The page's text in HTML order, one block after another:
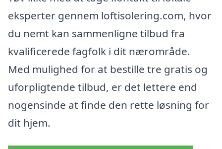
eksperter gennem loftisolering.com, hvor
du nemt kan sammenligne tilbud fra
kvalificerede fagfolk i dit nærområde.
Med mulighed for at bestille tre gratis og
uforpligtende tilbud, er det lettere end
nogensinde at finde den rette løsning for
dit hjem.